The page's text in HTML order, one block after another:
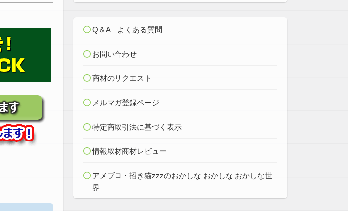
Q＆A よくある質問
お問い合わせ
商材のリクエスト
メルマガ登録ページ
特定商取引法に基づく表示
情報取材商材レビュー
アメブロ・招き猫zzzのおかしな おかしな おかしな世
界